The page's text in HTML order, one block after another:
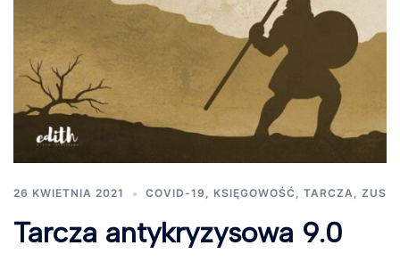
26 KWIETNIA 2021 COVID-19 , KSIĘGOWOŚĆ , TARCZA, ZUS
Tarcza antykryzysowa 9.0